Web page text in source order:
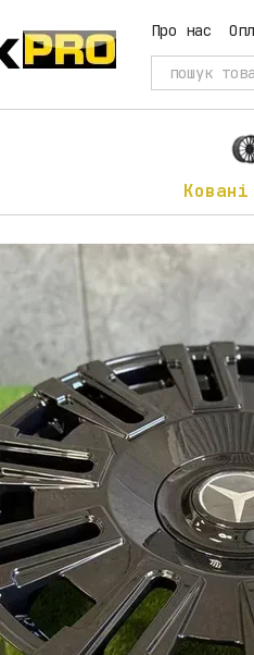
Про нас